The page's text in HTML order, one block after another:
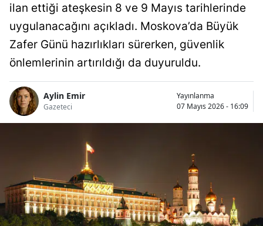
ilan ettiği ateşkesin 8 ve 9 Mayıs tarihlerinde
uygulanacağını açıkladı. Moskova’da Büyük
Zafer Günü hazırlıkları sürerken, güvenlik
önlemlerinin artırıldığı da duyuruldu.
Aylin Emir
Gazeteci
Yayınlanma
07 Mayıs 2026 - 16:09